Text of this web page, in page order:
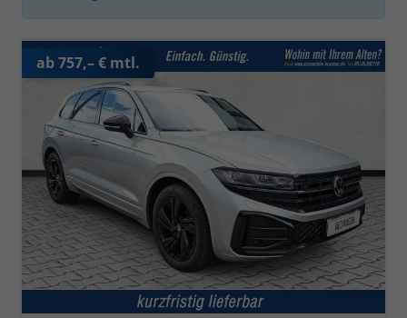
ab 757,– € mtl.